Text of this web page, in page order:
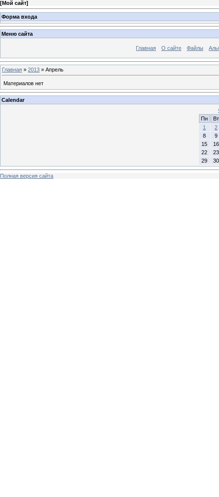
[Мой сайт]
Форма входа
Меню сайта
Главная О сайте Файлы
Главная » 2013 » Апрель
Материалов нет
Calendar
Пн
Вт
1
2
8
9
15
16
22
23
29
30
Полная версия сайта